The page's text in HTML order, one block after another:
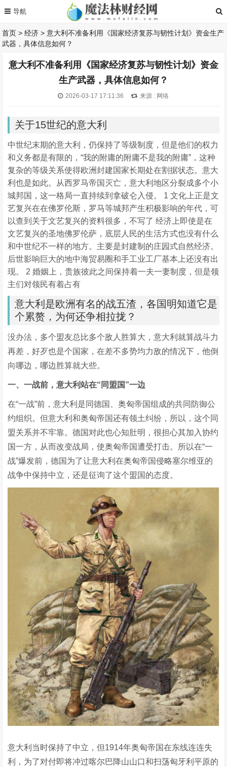
首页 >经济 >意大利不准备利用《国家经济复苏与韧性计划》资金生产
武器，具体信息如何？
意大利不准备利用《国家经济复苏与韧性计划》资金
生产武器，具体信息如何？
2026-03-17 17:11:36 来源 : 网络
关于15世纪的意大利
中世纪末期的意大利，仍保持了等级制度，但是他们的权力
和义务都是有限的，“我的附庸的附庸不是我的附庸”，这种
复杂的等级关系使得欧洲封建国家长期处在割据状态。意大
利也是如此。从西罗马帝国灭亡，意大利地区分裂成多个小
城邦国，这一格局一直持续到拿破仑入侵。 1 文化上正是文
艺复兴在在佛罗伦斯，罗马等城邦产生积极影响的年代，可
以查到关于文艺复兴的资料很多，不写了 经济上即使是在
文艺复兴的圣地佛罗伦萨，底层人民的生活方式也没有什么
和中世纪不一样的地方。主要是封建制的庄园式自然经济。
后世影响巨大的地中海贸易圈和手工业工厂基本上还没有出
现。 2 婚姻上，贵族彼此之间保持着一夫一妻制度，但是领
主们对领民有着占有
意大利是欧洲有名的战五渣，各国明知道它是
个累赘，为何还争相拉拢？
没办法，多个盟友总比多个敌人胜算大，意大利就算战斗力
再差，好歹也是个国家，在差不多势均力敌的情况下，他倒
向哪边，哪边胜算就大些。
一、一战前，意大利站在“同盟国”一边
在“一战”前，意大利是同德国、奥匈帝国组成的共同防御公
约组织。但意大利和奥匈帝国还有领土纠纷，所以，这个同
盟关系并不牢靠。德国对此也心知肚明，很担心其加入协约
国一方，从而改变战局，使奥匈帝国遭受打击。所以在“一
战”爆发前，德国为了让意大利在奥匈帝国侵略塞尔维亚的
战争中保持中立，还是征询了这个盟国的态度。
意大利当时保持了中立，但1914年奥匈帝国在东线连连失
利，为了对付即将冲过喀尔巴降山山口和扫荡匈牙利平原的